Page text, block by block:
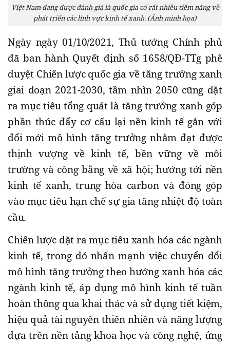
Việt Nam đang được đánh giá là quốc gia có rất nhiều tiềm năng về
phát triển các lĩnh vực kinh tế xanh. (Ảnh minh họa)
Ngày ngày 01/10/2021, Thủ tướng Chính phủ
đã ban hành Quyết định số 1658/QĐ-TTg phê
duyệt Chiến lược quốc gia về tăng trưởng xanh
giai đoạn 2021-2030, tầm nhìn 2050 cũng đặt
ra mục tiêu tổng quát là tăng trưởng xanh góp
phần thúc đẩy cơ cấu lại nền kinh tế gắn với
đổi mới mô hình tăng trưởng nhằm đạt được
thịnh vượng về kinh tế, bền vững về môi
trường và công bằng về xã hội; hướng tới nền
kinh tế xanh, trung hòa carbon và đóng góp
vào mục tiêu hạn chế sự gia tăng nhiệt độ toàn
cầu.
Chiến lược đặt ra mục tiêu xanh hóa các ngành
kinh tế, trong đó nhấn mạnh việc chuyển đổi
mô hình tăng trưởng theo hướng xanh hóa các
ngành kinh tế, áp dụng mô hình kinh tế tuần
hoàn thông qua khai thác và sử dụng tiết kiệm,
hiệu quả tài nguyên thiên nhiên và năng lượng
dựa trên nền tảng khoa học và công nghệ, ứng